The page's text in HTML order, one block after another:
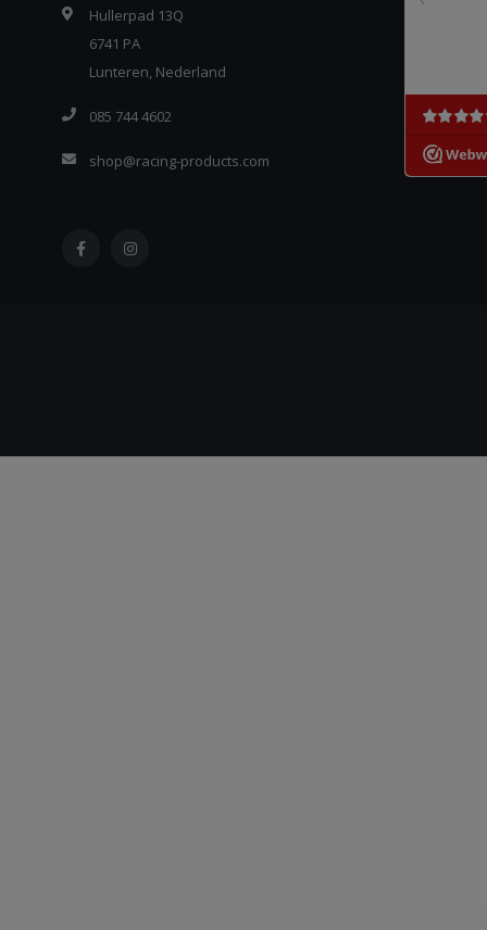
Hullerpad 13Q
6741 PA
Lunteren, Nederland
085 744 4602
shop@racing-products.com